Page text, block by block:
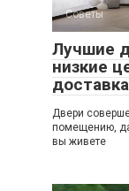
Советы
Лучшие
низкие
доставка
Двери
помещению,
вы живете